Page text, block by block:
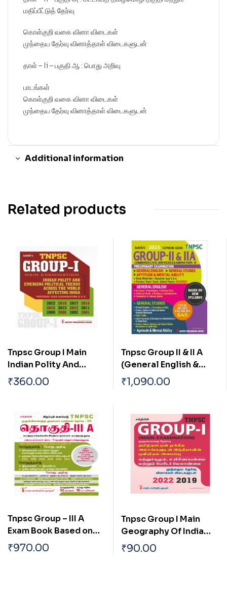
மதிப்பீட்டுத் தேர்வு
கொள்குறி வகை வினா விடைகள்
முந்தைய தேர்வு வினாத்தாள் விடைகளுடன்
தாள் – Ii – பகுதி ஆ : பொது அறிவு
பாடங்கள்
கொள்குறி வகை வினா விடைகள்
முந்தைய தேர்வு வினாத்தாள் விடைகளுடன்
Additional information
Related products
Tnpsc Group I Main
Indian Polity And
Emerging Political
₹360.00
Tnpsc Group II & II A
(General English &
General Studies)
Preliminary Exam Book
English
₹1,090.00
Tnpsc Group – III A
Exam Book Based on
School New and Old
₹970.00
Tnpsc Group I Main
Geography Of India
With Special
₹90.00